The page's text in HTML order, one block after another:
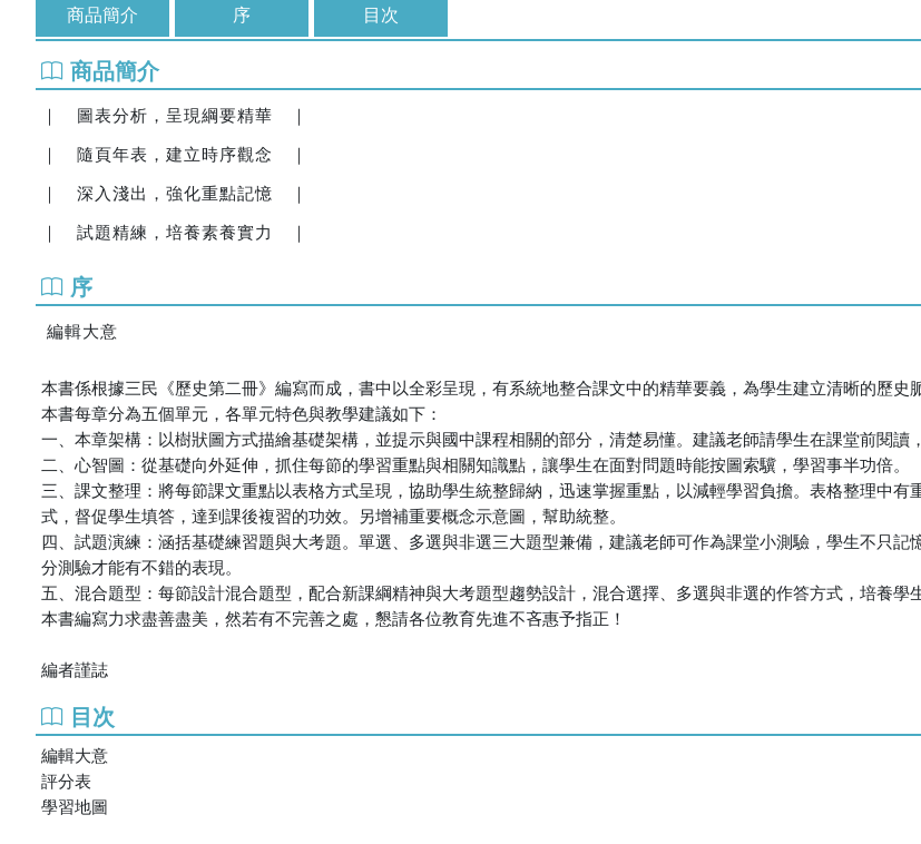
商品簡介 序 目次
商品簡介
｜ 圖表分析，呈現綱要精華 ｜
｜ 隨頁年表，建立時序觀念 ｜
｜ 深入淺出，強化重點記憶 ｜
｜ 試題精練，培養素養實力 ｜
序
編輯大意
本書係根據三民《歷史第二冊》編寫而成，書中以全彩呈現，有系統地整合課文中的精華要義，為學生建立清晰的歷史
本書每章分為五個單元，各單元特色與教學建議如下：
一、本章架構：以樹狀圖方式描繪基礎架構，並提示與國中課程相關的部分，清楚易懂。建議老師請學生在課堂前閱讀
二、心智圖：從基礎向外延伸，抓住每節的學習重點與相關知識點，讓學生在面對問題時能按圖索驥，學習事半功倍。
三、課文整理：將每節課文重點以表格方式呈現，協助學生統整歸納，迅速掌握重點，以減輕學習負擔。表格整理中有
式，督促學生填答，達到課後複習的功效。另增補重要概念示意圖，幫助統整。
四、試題演練：涵括基礎練習題與大考題。單選、多選與非選三大題型兼備，建議老師可作為課堂小測驗，學生不只記
分測驗才能有不錯的表現。
五、混合題型：每節設計混合題型，配合新課綱精神與大考題型趨勢設計，混合選擇、多選與非選的作答方式，培養學
本書編寫力求盡善盡美，然若有不完善之處，懇請各位教育先進不吝惠予指正！
編者謹誌
目次
編輯大意
評分表
學習地圖